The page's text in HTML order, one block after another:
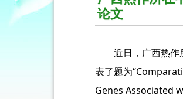
论文
近日，广西热
表了题为
Genes Associated